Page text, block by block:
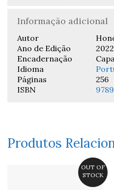
Informação adicional
Autor
Ano de Edição
2022
Encadernação
Idioma
Páginas
256
ISBN
Produtos
OUT OF
STOCK